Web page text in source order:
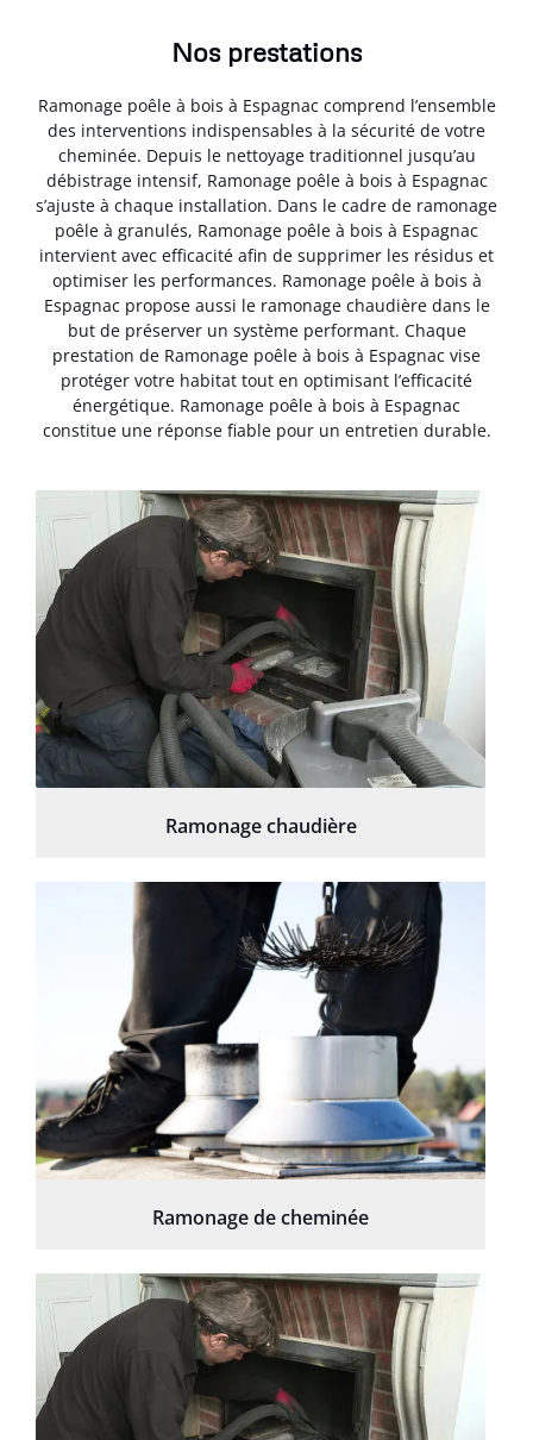
Nos prestations
Ramonage poêle à bois à Espagnac comprend l’ensemble
des interventions indispensables à la sécurité de votre
cheminée. Depuis le nettoyage traditionnel jusqu’au
débistrage intensif, Ramonage poêle à bois à Espagnac
s’ajuste à chaque installation. Dans le cadre de ramonage
poêle à granulés, Ramonage poêle à bois à Espagnac
intervient avec efficacité afin de supprimer les résidus et
optimiser les performances. Ramonage poêle à bois à
Espagnac propose aussi le ramonage chaudière dans le
but de préserver un système performant. Chaque
prestation de Ramonage poêle à bois à Espagnac vise
protéger votre habitat tout en optimisant l’efficacité
énergétique. Ramonage poêle à bois à Espagnac
constitue une réponse fiable pour un entretien durable.
Ramonage chaudière
Ramonage de cheminée